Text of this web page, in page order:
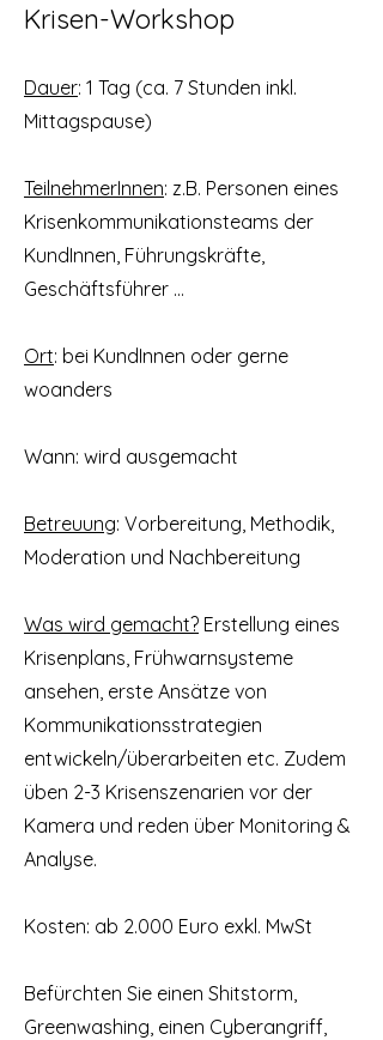
Krisen-Workshop
Dauer: 1 Tag (ca. 7 Stunden inkl.
Mittagspause)
TeilnehmerInnen: z.B. Personen eines
Krisenkommunikationsteams der
KundInnen, Führungskräfte,
Geschäftsführer …
Ort: bei KundInnen oder gerne
woanders
Wann: wird ausgemacht
Betreuung: Vorbereitung, Methodik,
Moderation und Nachbereitung
Was wird gemacht? Erstellung eines
Krisenplans, Frühwarnsysteme
ansehen, erste Ansätze von
Kommunikationsstrategien
entwickeln/überarbeiten etc. Zudem
üben 2-3 Krisenszenarien vor der
Kamera und reden über Monitoring &
Analyse.
Kosten: ab 2.000 Euro exkl. MwSt
Befürchten Sie einen Shitstorm,
Greenwashing, einen Cyberangriff,